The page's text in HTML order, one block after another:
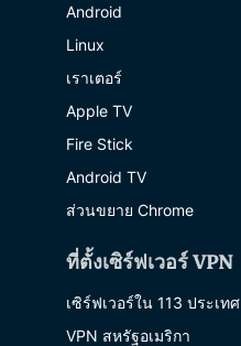
Android
Linux
เราเตอร์
Apple TV
Fire Stick
Android TV
ส่วนขยาย Chrome
ที่ตั้งเซิร์ฟเวอร์ VPN
เซิร์ฟเวอร์ใน 113 ประเทศ
VPN สหรัฐอเมริกา